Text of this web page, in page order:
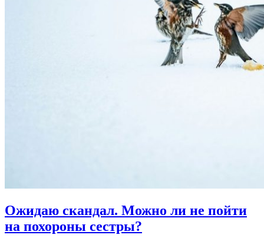
Ожидаю скандал. Можно ли не пойти
на похороны сестры?